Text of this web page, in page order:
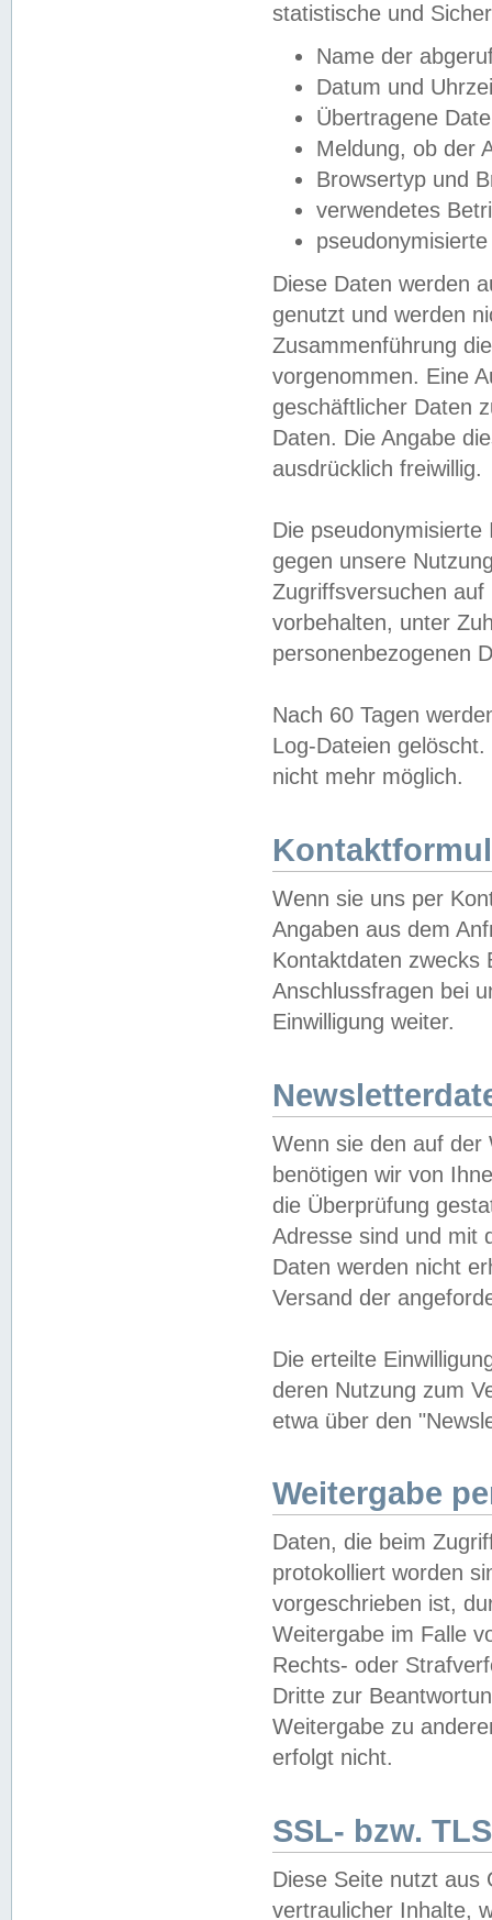
statistische und
Name der
Datum und
Übertragene
Meldung, ob der
Browsertyp und
verwendetes
Diese Daten werden
genutzt und werden
Zusammenführung
vorgenommen. Eine
geschäftlicher Daten
Daten. Die Angabe
ausdrücklich freiwillig.
Die
gegen unsere
Zugriffsversuchen
vorbehalten, unter
personenbezogenen
Nach 60 Tagen
Log-Dateien
nicht mehr möglich.
Wenn sie uns per
Angaben aus dem
Kontaktdaten zwecks
Anschlussfragen bei
Einwilligung weiter.
Wenn sie den auf der
benötigen wir von
die Überprüfung
Adresse sind und mit
Daten werden nicht
Versand der
Die erteilte
deren Nutzung zum
etwa über den
Weitergabe
Daten, die beim
protokolliert worden
vorgeschrieben ist,
Weitergabe im Falle
Rechts- oder
Dritte zur
Weitergabe zu
erfolgt nicht.
SSL- bzw.
Diese Seite nutzt aus
vertraulicher Inhalte,